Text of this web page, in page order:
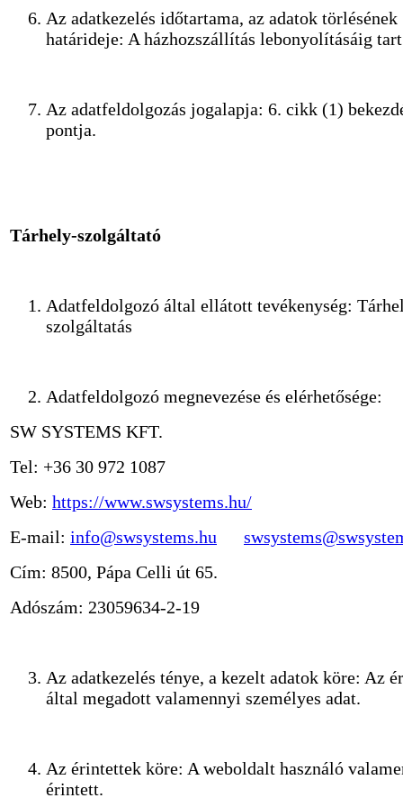
Az adatkezelés időtartama, az adatok törlésének
határideje: A házhozszállítás lebonyolításáig
Az adatfeldolgozás jogalapja: 6. cikk (1)
pontja.
Tárhely-szolgáltató
Adatfeldolgozó által ellátott tevékenység:
szolgáltatás
Adatfeldolgozó megnevezése és elérhetősége:
SW SYSTEMS KFT.
Tel: +36 30 972 1087
Web: https://www.swsystems.hu/
E-mail: info@swsystems.hu
Cím: 8500, Pápa Celli út 65.
Adószám: 23059634-2-19
Az adatkezelés ténye, a kezelt adatok köre: Az
által megadott valamennyi személyes adat.
Az érintettek köre: A weboldalt használó
érintett.